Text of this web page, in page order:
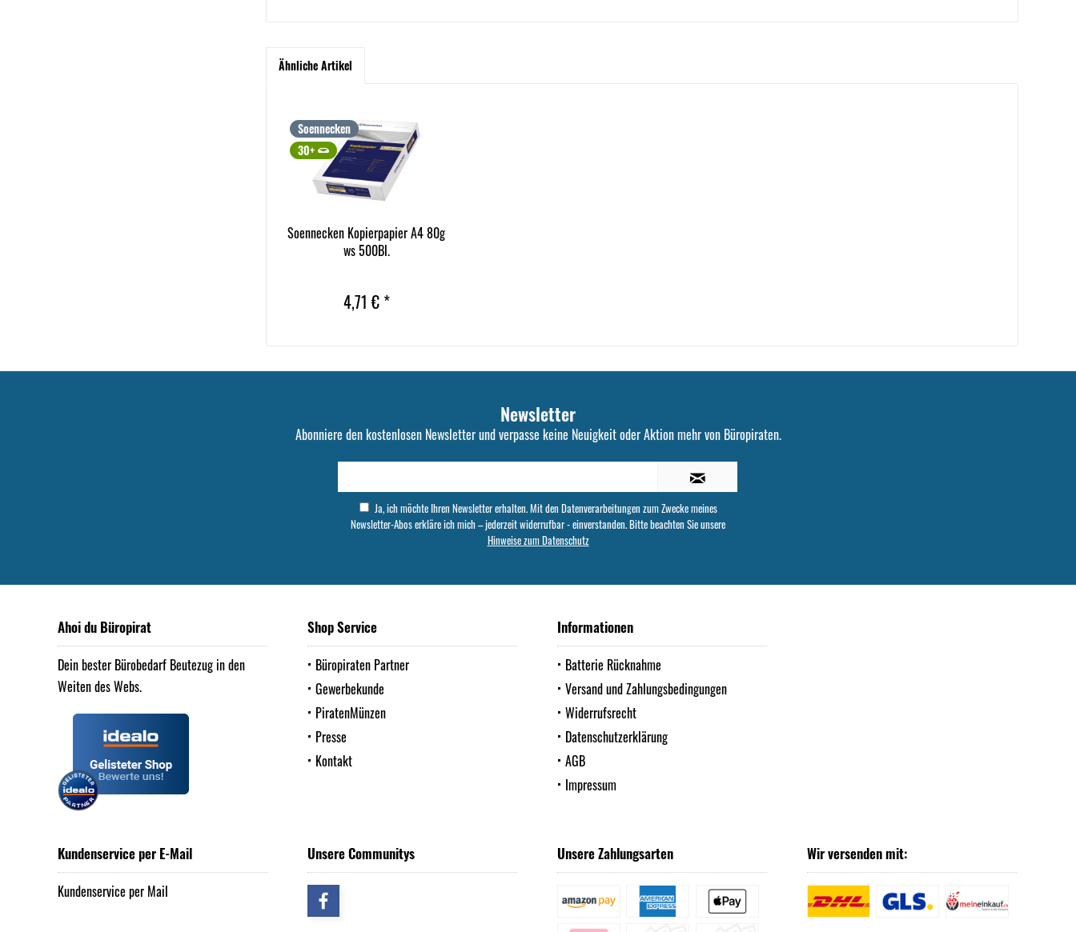
Ähnliche Artikel
Soennecken
30+
Soennecken Kopierpapier A4 80g
ws 500Bl.
4,71 € *
Newsletter
Abonniere den kostenlosen Newsletter und verpasse keine Neuigkeit oder Aktion mehr von Büropiraten.
Ja, ich möchte Ihren Newsletter erhalten. Mit den Datenverarbeitungen zum Zwecke meines
Newsletter-Abos erkläre ich mich – jederzeit widerrufbar - einverstanden. Bitte beachten Sie unsere
Hinweise zum Datenschutz
Ahoi du Büropirat
Dein bester Bürobedarf Beutezug in den
Weiten des Webs.
Shop Service
Büropiraten Partner
Gewerbekunde
PiratenMünzen
Presse
Kontakt
Informationen
Batterie Rücknahme
Versand und Zahlungsbedingungen
Widerrufsrecht
Datenschutzerklärung
AGB
Impressum
Kundenservice per E-Mail
Kundenservice per Mail
Unsere Communitys Unsere Zahlungsarten Wir versenden mit: